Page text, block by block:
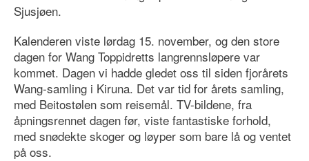
Sjusjøen.
Kalenderen viste lørdag 15. november, og den store
dagen for Wang Toppidretts langrennsløpere var
kommet. Dagen vi hadde gledet oss til siden fjorårets
Wang-samling i Kiruna. Det var tid for årets samling,
med Beitostølen som reisemål. TV-bildene, fra
åpningsrennet dagen før, viste fantastiske forhold,
med snødekte skoger og løyper som bare lå og ventet
på oss.